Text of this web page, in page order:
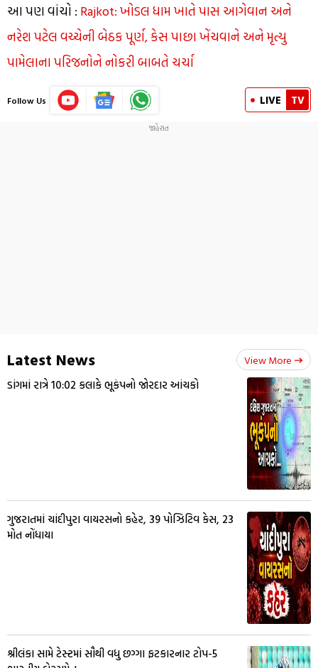
આ પણ વાંચો : Rajkot: ખોડલ ધામ ખાતે પાસ આગેવાન અને
નરેશ પટેલ વચ્ચેની બેઠક પૂર્ણ, કેસ પાછા ખેંચવાને અને મૃત્યુ
પામેલાના પરિજનોને નોકરી બાબતે ચર્ચા
Follow Us LIVE TV
Latest News View More
ડાંગમાં રાત્રે 10:02 કલાકે ભૂકંપનો જોરદાર આંચકો
ગુજરાતમાં ચાંદીપુરા વાયરસનો કહેર, 39 પોઝિટિવ કેસ, 23
મોત નોંધાયા
શ્રીલંકા સામે ટેસ્ટમાં સૌથી વધુ છગ્ગા ફટકારનાર ટોપ-5